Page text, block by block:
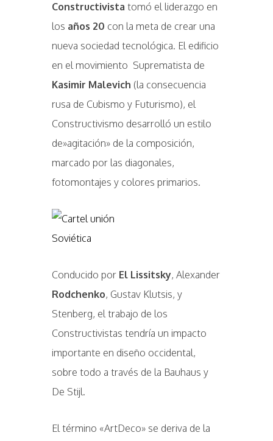
Constructivista tomó el liderazgo en
los años 20 con la meta de crear una
nueva sociedad tecnológica. El edificio
en el movimiento Suprematista de
Kasimir Malevich (la consecuencia
rusa de Cubismo y Futurismo), el
Constructivismo desarrolló un estilo
de»agitación» de la composición,
marcado por las diagonales,
fotomontajes y colores primarios.
Conducido por El Lissitsky, Alexander
Rodchenko, Gustav Klutsis, y
Stenberg, el trabajo de los
Constructivistas tendría un impacto
importante en diseño occidental,
sobre todo a través de la Bauhaus y
De Stijl.
El término «ArtDeco» se deriva de la